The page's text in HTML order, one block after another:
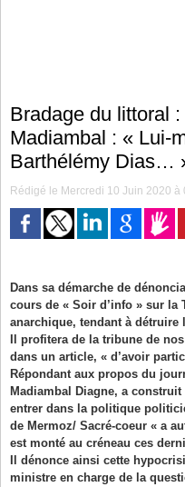
Bradage du littoral
Madiambal : « Lui-
Barthélémy Dias…
Rédigé le Mercredi 10 Juin 2020
Dans sa démarche de
cours de « Soir d’info » sur la
anarchique, tendant à détruire
Il profitera de la tribune de
dans un article, « d’avoir
Répondant aux propos du
Madiambal Diagne, a
entrer dans la politique
de Mermoz/ Sacré-coeur « a
est monté au créneau ces
Il dénonce ainsi cette
ministre en charge de la